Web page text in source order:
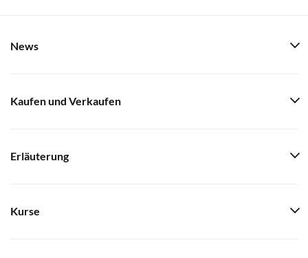
News
Kaufen und Verkaufen
Erläuterung
Kurse